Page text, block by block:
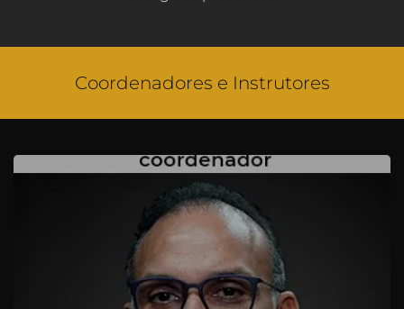
Coordenadores e Instrutores